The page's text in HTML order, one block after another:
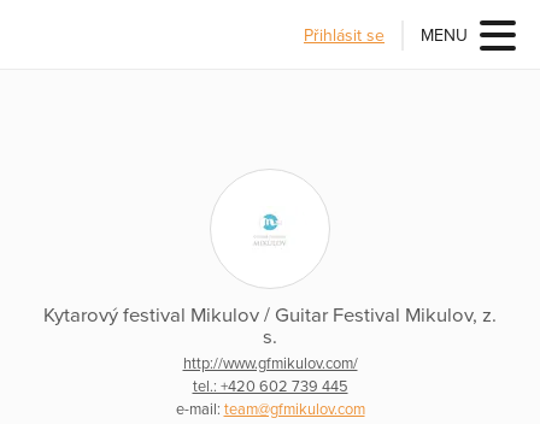
Přihlásit se MENU
Kytarový festival Mikulov / Guitar Festival Mikulov, z.
s.
http://www.gfmikulov.com/
tel.: +420 602 739 445
e-mail: team@gfmikulov.com